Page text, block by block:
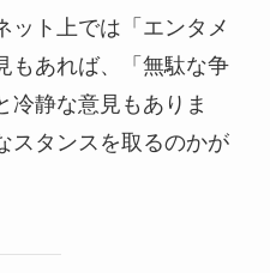
ット上では「エンタメ
もあれば、「無駄な争
冷静な意見もありま
スタンスを取るのかが